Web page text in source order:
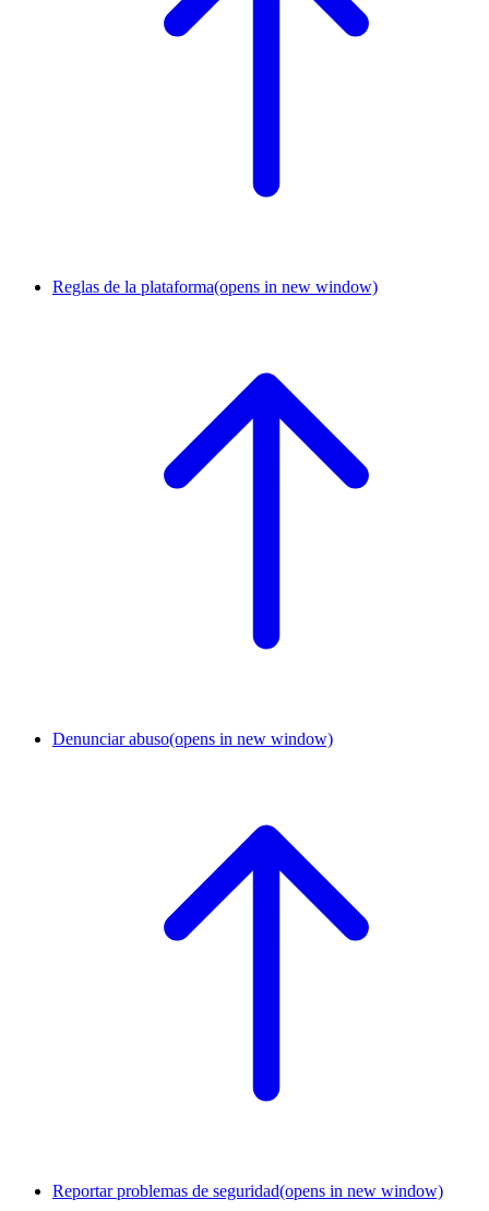
Reglas de la plataforma(opens in new window)
Denunciar abuso(opens in new window)
Reportar problemas de seguridad(opens in new window)